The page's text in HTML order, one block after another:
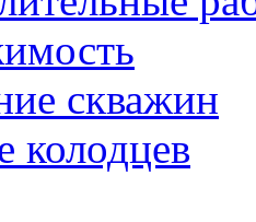
скважин
колодцев